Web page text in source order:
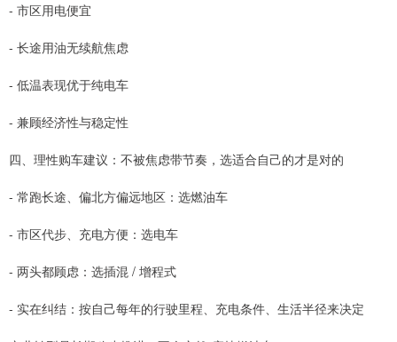
- 市区用电便宜
- 长途用油无续航焦虑
- 低温表现优于纯电车
- 兼顾经济性与稳定性
四、理性购车建议：不被焦虑带节奏，选适合自己的才是对的
- 常跑长途、偏北方偏远地区：选燃油车
- 市区代步、充电方便：选电车
- 两头都顾虑：选插混 / 增程式
- 实在纠结：按自己每年的行驶里程、充电条件、生活半径来决定